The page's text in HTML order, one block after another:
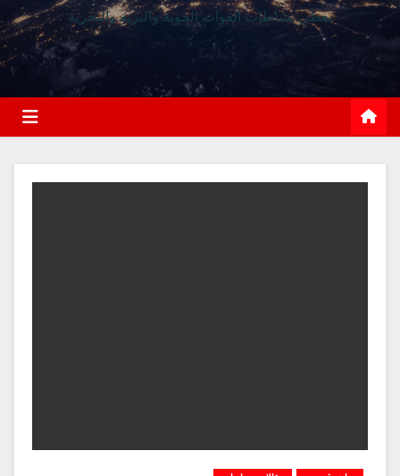
يغطي نشاطات القوات الجوية والبرية والبحرية